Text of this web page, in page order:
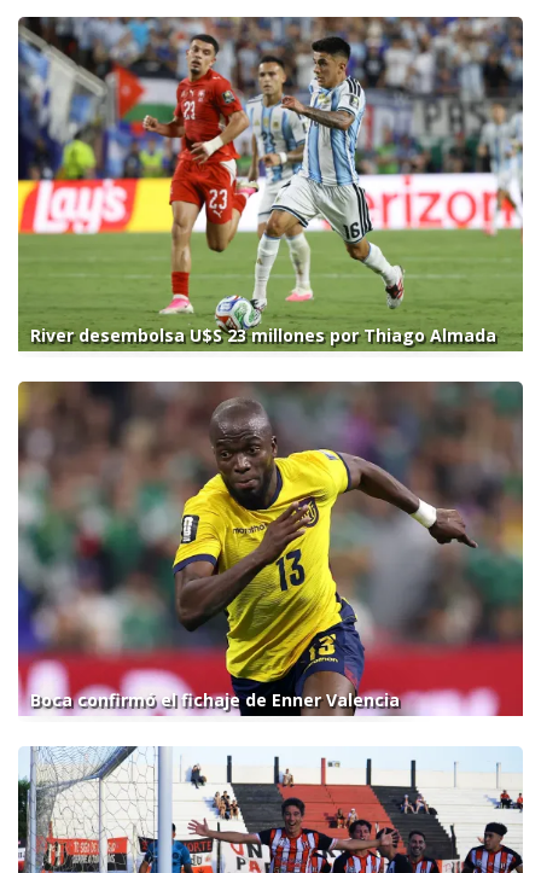
River desembolsa U$S 23 millones por Thiago Almada
Boca confirmó el fichaje de Enner Valencia